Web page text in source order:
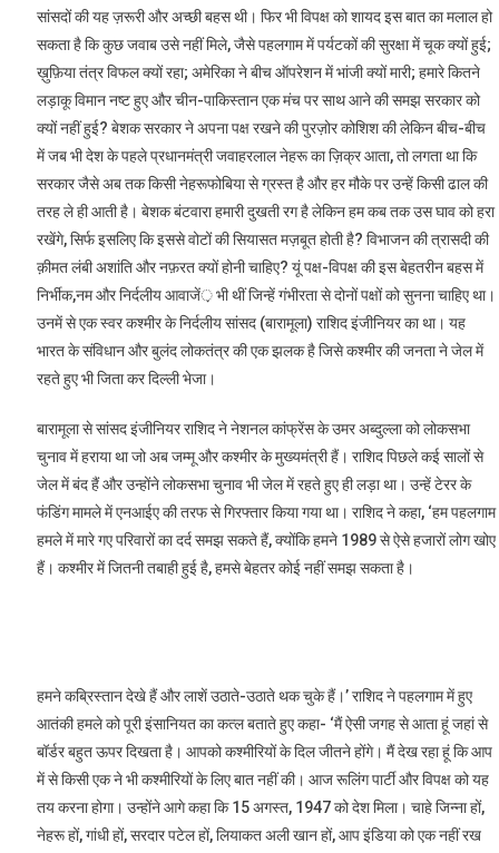
सांसदों की यह ज़रूरी और अच्छी बहस थी। फिर भी विपक्ष को शायद इस बात का मलाल हो
सकता है कि कुछ जवाब उसे नहीं मिले, जैसे पहलगाम में पर्यटकों की सुरक्षा में चूक क्यों हुई;
ख़ुफ़िया तंत्र विफल क्यों रहा; अमेरिका ने बीच ऑपरेशन में भांजी क्यों मारी; हमारे कितने
लड़ाकू विमान नष्ट हुए और चीन-पाकिस्तान एक मंच पर साथ आने की समझ सरकार को
क्यों नहीं हुई? बेशक सरकार ने अपना पक्ष रखने की पुरज़ोर कोशिश की लेकिन बीच-बीच
में जब भी देश के पहले प्रधानमंत्री जवाहरलाल नेहरू का ज़िक्र आता, तो लगता था कि
सरकार जैसे अब तक किसी नेहरूफोबिया से ग्रस्त है और हर मौके पर उन्हें किसी ढाल की
तरह ले ही आती है। बेशक बंटवारा हमारी दुखती रग है लेकिन हम कब तक उस घाव को हरा
रखेंगे, सिर्फ इसलिए कि इससे वोटों की सियासत मज़बूत होती है? विभाजन की त्रासदी की
क़ीमत लंबी अशांति और नफ़रत क्यों होनी चाहिए? यूं पक्ष-विपक्ष की इस बेहतरीन बहस में
निर्भीक,नम और निर्दलीय आवाजें़ भी थीं जिन्हें गंभीरता से दोनों पक्षों को सुनना चाहिए था।
उनमें से एक स्वर कश्मीर के निर्दलीय सांसद (बारामूला) राशिद इंजीनियर का था। यह
भारत के संविधान और बुलंद लोकतंत्र की एक झलक है जिसे कश्मीर की जनता ने जेल में
रहते हुए भी जिता कर दिल्ली भेजा।
बारामूला से सांसद इंजीनियर राशिद ने नेशनल कांफ्रेंस के उमर अब्दुल्ला को लोकसभा
चुनाव में हराया था जो अब जम्मू और कश्मीर के मुख्यमंत्री हैं। राशिद पिछले कई सालों से
जेल में बंद हैं और उन्होंने लोकसभा चुनाव भी जेल में रहते हुए ही लड़ा था। उन्हें टेरर के
फंडिंग मामले में एनआईए की तरफ से गिरफ्तार किया गया था। राशिद ने कहा, ‘हम पहलगाम
हमले में मारे गए परिवारों का दर्द समझ सकते हैं, क्योंकि हमने 1989 से ऐसे हजारों लोग खोए
हैं। कश्मीर में जितनी तबाही हुई है, हमसे बेहतर कोई नहीं समझ सकता है।
हमने कब्रिस्तान देखे हैं और लाशें उठाते-उठाते थक चुके हैं।’ राशिद ने पहलगाम में हुए
आतंकी हमले को पूरी इंसानियत का कत्ल बताते हुए कहा- ‘मैं ऐसी जगह से आता हूं जहां से
बॉर्डर बहुत ऊपर दिखता है। आपको कश्मीरियों के दिल जीतने होंगे। मैं देख रहा हूं कि आप
में से किसी एक ने भी कश्मीरियों के लिए बात नहीं की। आज रूलिंग पार्टी और विपक्ष को यह
तय करना होगा। उन्होंने आगे कहा कि 15 अगस्त, 1947 को देश मिला। चाहे जिन्ना हों,
नेहरू हों, गांधी हों, सरदार पटेल हों, लियाकत अली खान हों, आप इंडिया को एक नहीं रख